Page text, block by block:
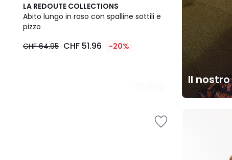
LA REDOUTE COLLECTIONS
Abito lungo in raso con spalline sottili e
pizzo
CHF 64.95 CHF 51.96 -20%
2
Colori
Il